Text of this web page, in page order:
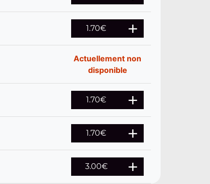
1.70€
Actuellement non
disponible
1.70€
1.70€
3.00€